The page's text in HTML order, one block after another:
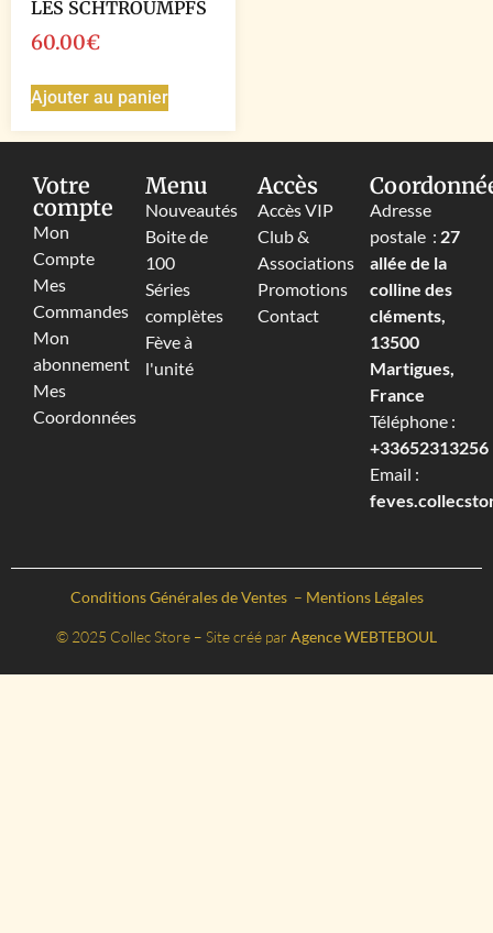
LES SCHTROUMPFS
60.00€
Ajouter au panier
Votre
compte
Mon
Compte
Mes
Commandes
Mon
abonnement
Mes
Coordonnées
Menu
Nouveautés
Boite de
100
Séries
complètes
Fève à
l'unité
Accès
Accès VIP
Club &
Associations
Promotions
Contact
Adresse
postale : 27
allée de la
colline des
cléments,
13500
Martigues,
France
Téléphone :
+33652313256‬
Email :
Conditions Générales de Ventes – Mentions Légales
© 2025 Collec Store – Site créé par Agence WEBTEBOUL